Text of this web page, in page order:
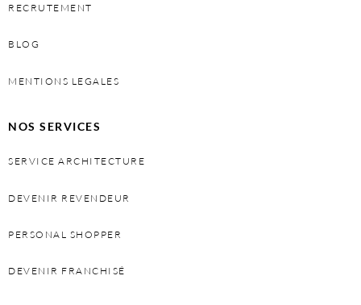
RECRUTEMENT
BLOG
MENTIONS LEGALES
NOS SERVICES
SERVICE ARCHITECTURE
DEVENIR REVENDEUR
PERSONAL SHOPPER
DEVENIR FRANCHISÉ